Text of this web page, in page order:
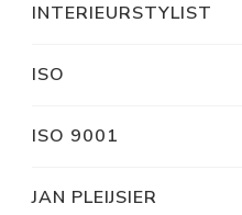
INTERIEURSTYLIST
ISO
ISO 9001
JAN PLEIJSIER